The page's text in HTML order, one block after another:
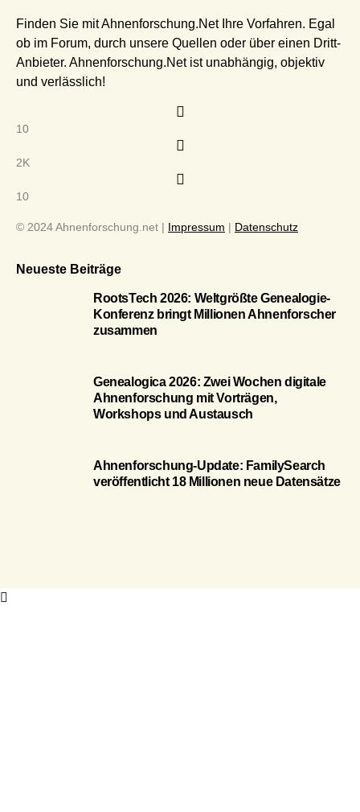
Finden Sie mit Ahnenforschung.Net Ihre Vorfahren. Egal
ob im Forum, durch unsere Quellen oder über einen Dritt-
Anbieter. Ahnenforschung.Net ist unabhängig, objektiv
und verlässlich!
10
2K
10
© 2024 Ahnenforschung.net | Impressum | Datenschutz
Neueste Beiträge
RootsTech 2026: Weltgrößte Genealogie-
Konferenz bringt Millionen Ahnenforscher
zusammen
Genealogica 2026: Zwei Wochen digitale
Ahnenforschung mit Vorträgen,
Workshops und Austausch
Ahnenforschung-Update: FamilySearch
veröffentlicht 18 Millionen neue Datensätze